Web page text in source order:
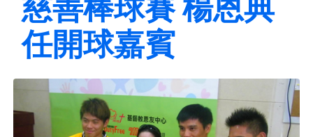
慈善棒球賽 楊恩典
任開球嘉賓